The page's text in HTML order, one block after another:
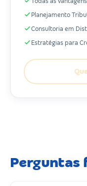
Planejamento
Consultoria em
Estratégias para
Perguntas